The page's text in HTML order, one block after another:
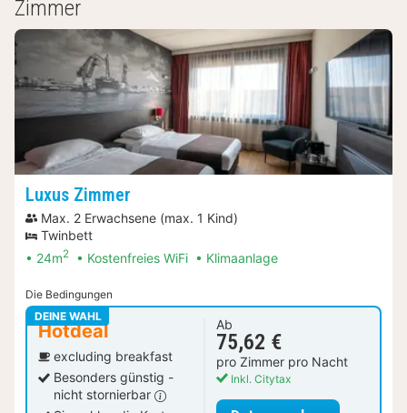
Zimmer
Luxus Zimmer
Max. 2 Erwachsene (max. 1 Kind)
Twinbett
24m2 Kostenfreies WiFi Klimaanlage
Die Bedingungen
DEINE WAHL
Hotdeal
excluding breakfast
Besonders günstig -
nicht stornierbar
Ab
75,62 €
pro Zimmer pro Nacht
Inkl. Citytax